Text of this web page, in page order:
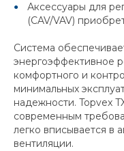
Аксессуары для
(CAV/VAV)
Система
энергоэффективное
комфортного и
минимальных
надежности. Topvex
современным
легко вписывается в
вентиляции.